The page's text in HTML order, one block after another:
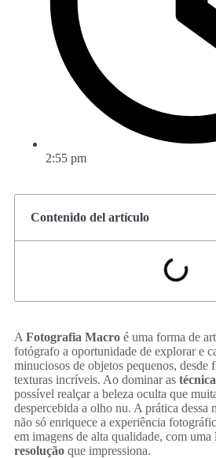
2:55 pm
Contenido del artículo
A Fotografia Macro é uma forma de
fotógrafo a oportunidade de explorar e
minuciosos de objetos pequenos, desde
texturas incríveis. Ao dominar as
possível realçar a beleza oculta que
despercebida a olho nu. A prática dessa
não só enriquece a experiência
em imagens de alta qualidade, com uma
resolução que impressiona.